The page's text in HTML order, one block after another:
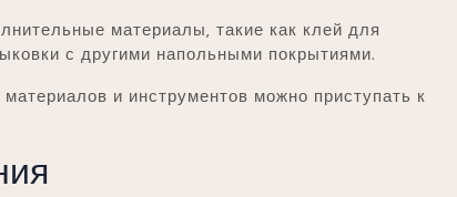
материалы‚ такие как клей для
с другими напольными покрытиями.
и инструментов можно приступать к